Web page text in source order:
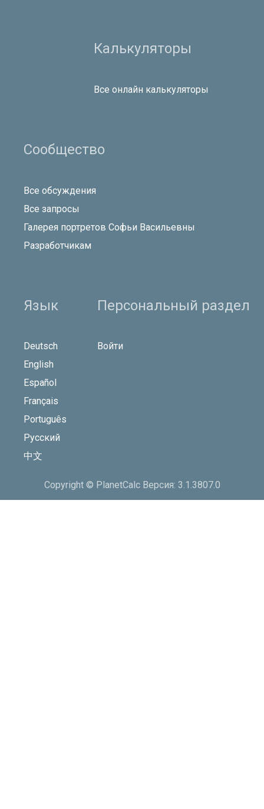
Калькуляторы
Все онлайн калькуляторы
Сообщество
Все обсуждения
Все запросы
Галерея портретов Софьи Васильевны
Разработчикам
Язык
Deutsch
English
Español
Français
Português
Русский
中文
Персональный раздел
Войти
Copyright © PlanetCalc Версия: 3.1.3807.0